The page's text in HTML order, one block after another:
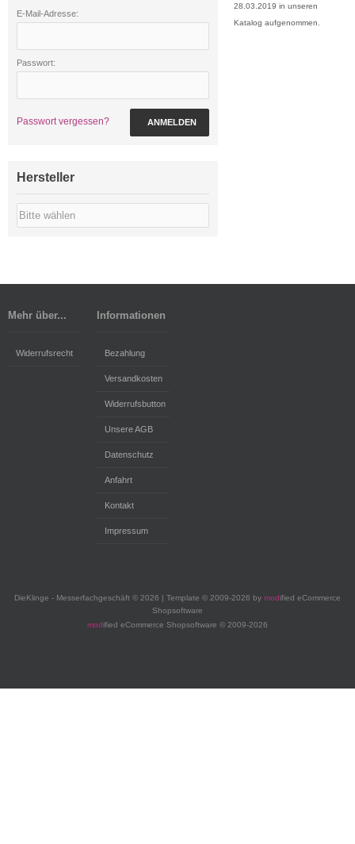
28.03.2019 in unseren
Katalog aufgenommen.
E-Mail-Adresse:
Passwort:
Passwort vergessen? ANMELDEN
Hersteller
Mehr über...
Widerrufsrecht
Informationen
Bezahlung
Versandkosten
Widerrufsbutton
Unsere AGB
Datenschutz
Anfahrt
Kontakt
Impressum
DieKlinge - Messerfachgeschäft © 2026 | Template © 2009-2026 by modified eCommerce
Shopsoftware
modified eCommerce Shopsoftware © 2009-2026